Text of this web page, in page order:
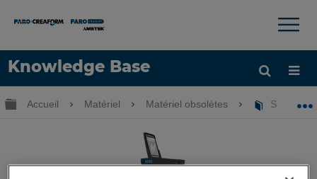
Knowledge Base
LANGUE
×
Développer/réduire la hiérarchie globale
Accueil Matériel Matériel obsolètes ScanPlan